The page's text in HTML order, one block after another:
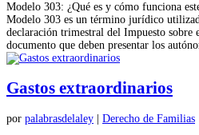
Modelo 303: ¿Qué es y cómo funciona
Modelo 303 es un término jurídico
declaración trimestral del Impuesto
documento que deben presentar los
Gastos extraordinarios
por palabrasdelaley
Derecho de Familias